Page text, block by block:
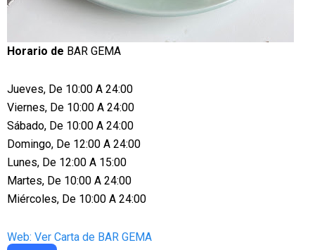
Horario de BAR GEMA
Jueves, De 10:00 A 24:00
Viernes, De 10:00 A 24:00
Sábado, De 10:00 A 24:00
Domingo, De 12:00 A 24:00
Lunes, De 12:00 A 15:00
Martes, De 10:00 A 24:00
Miércoles, De 10:00 A 24:00
Web: Ver Carta de BAR GEMA